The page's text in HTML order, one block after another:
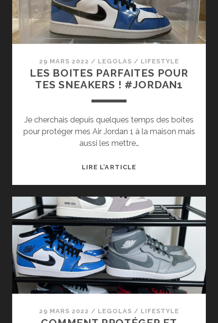
HERITAGE
29 MARS 2022 / LEGOLAS / LIFESTYLE
LES BOITES PARFAITES POUR
TES SNEAKERS ! #JORDAN1
Je cherchais depuis quelques temps des boites
pour protéger mes Air Jordan 1 à la maison mais
aussi les mettre…
LIRE L’ARTICLELES
POUR
TES
SNEAKERS
!
#JORDAN1
29 MARS 2022 / LEGOLAS / LIFESTYLE